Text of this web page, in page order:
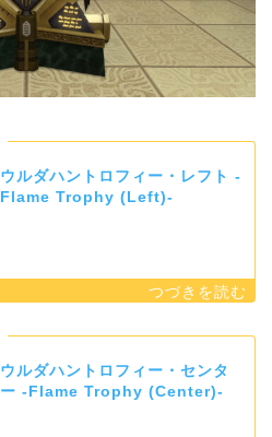
ウルダハントロフィー・レフト -
Flame Trophy (Left)-
ウルダハントロフィー・センタ
ー -Flame Trophy (Center)-